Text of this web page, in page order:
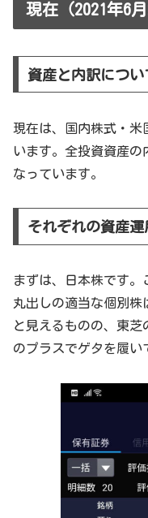
現在（2021年6
資産と内訳につい
現在は、国内株式・米
います。全投資資産の
なっています。
それぞれの資産
まずは、日本株です。
丸出しの適当な個別
と見えるものの、東
のプラスでゲタを履い